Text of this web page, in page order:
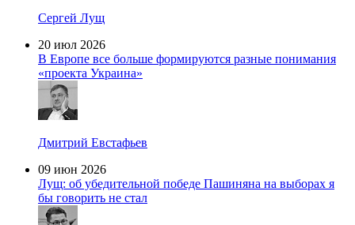
Сергей Лущ
20 июл 2026
В Европе все больше формируются разные понимания
«проекта Украина»
Дмитрий Евстафьев
09 июн 2026
Лущ: об убедительной победе Пашиняна на выборах я
бы говорить не стал